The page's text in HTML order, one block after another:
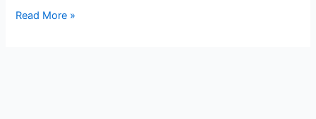
Jio
Read More »